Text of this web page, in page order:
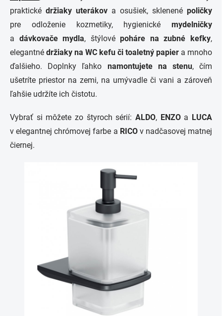
praktické držiaky uterákov a osušiek, sklenené poličky
pre odloženie kozmetiky, hygienické mydelničky
a dávkovače mydla, štýlovépoháre na zubné kefky,
elegantné držiaky na WC kefu či toaletný papier a mnoho
ďalšieho. Doplnky ľahko namontujete na stenu, čím
ušetríte priestor na zemi, na umývadle či vani a zároveň
ľahšie udržíte ich čistotu.
Vybrať si môžete zo štyroch sérií: ALDO, ENZOa LUCA
v elegantnej chrómovej farbe a RICOv nadčasovej matnej
čiernej.